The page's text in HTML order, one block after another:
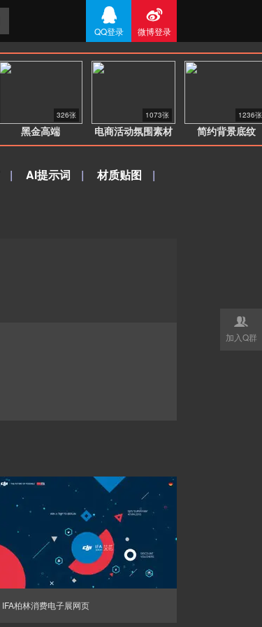

QQ登录

微博登录
黑金高端
326张
电商活动氛围素材
1073张
简约背景底纹
1236张
| AI提示词 | 材质贴图
|
IFA柏林消费电子展网页

加入Q群